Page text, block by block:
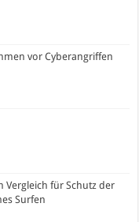
vor Cyberangriffen
Vergleich für Schutz der
Surfen